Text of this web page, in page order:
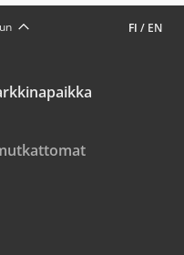
FI / EN